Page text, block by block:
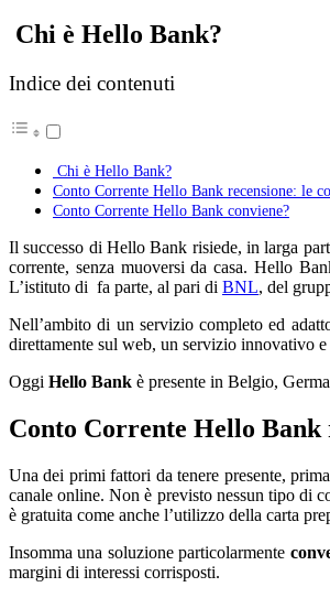
Chi è Hello Bank?
Indice dei contenuti
Chi è Hello Bank?
Conto Corrente Hello Bank recensione: le
Conto Corrente Hello Bank conviene?
Il successo di Hello Bank risiede, in larga
corrente, senza muoversi da casa. Hello
L’istituto di fa parte, al pari di BNL, del
Nell’ambito di un servizio completo ed
direttamente sul web, un servizio innovativo
Oggi Hello Bank è presente in Belgio,
Conto Corrente Hello Bank
Una dei primi fattori da tenere presente,
canale online. Non è previsto nessun tipo di
è gratuita come anche l’utilizzo della carta
Insomma una soluzione particolarmente
margini di interessi corrisposti.